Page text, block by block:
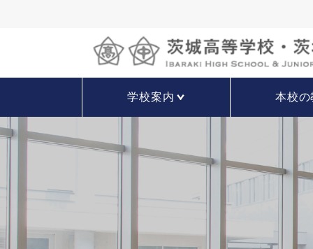
学校案内 本校の